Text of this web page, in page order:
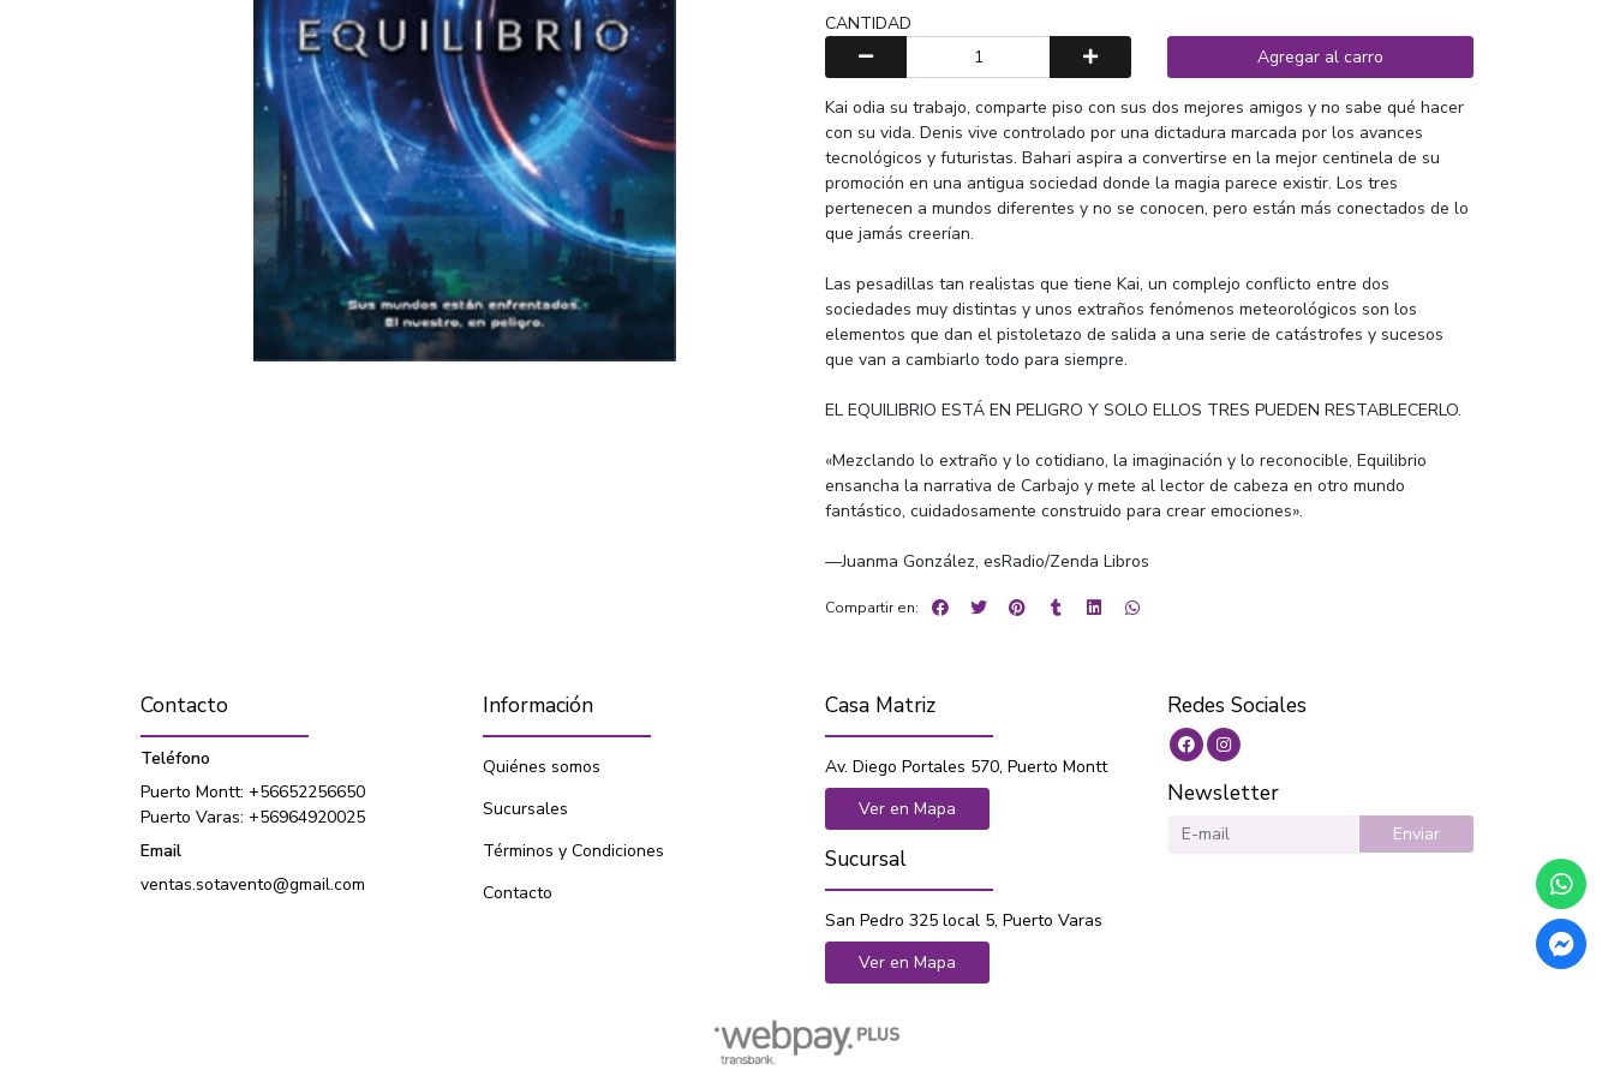
CANTIDAD
Agregar al carro
Kai odia su trabajo, comparte piso con sus dos mejores amigos y no sabe qué hacer
con su vida. Denis vive controlado por una dictadura marcada por los avances
tecnológicos y futuristas. Bahari aspira a convertirse en la mejor centinela de su
promoción en una antigua sociedad donde la magia parece existir. Los tres
pertenecen a mundos diferentes y no se conocen, pero están más conectados de lo
que jamás creerían.
Las pesadillas tan realistas que tiene Kai, un complejo conflicto entre dos
sociedades muy distintas y unos extraños fenómenos meteorológicos son los
elementos que dan el pistoletazo de salida a una serie de catástrofes y sucesos
que van a cambiarlo todo para siempre.
EL EQUILIBRIO ESTÁ EN PELIGRO Y SOLO ELLOS TRES PUEDEN RESTABLECERLO.
«Mezclando lo extraño y lo cotidiano, la imaginación y lo reconocible, Equilibrio
ensancha la narrativa de Carbajo y mete al lector de cabeza en otro mundo
fantástico, cuidadosamente construido para crear emociones».
—Juanma González, esRadio/Zenda Libros
Compartir en:
Contacto
Teléfono
Puerto Montt: +56652256650
Puerto Varas: +56964920025
Email
ventas.sotavento@gmail.com
Información
Quiénes somos
Sucursales
Términos y Condiciones
Contacto
Casa Matriz
Av. Diego Portales 570, Puerto Montt
Ver en Mapa
Sucursal
San Pedro 325 local 5, Puerto Varas
Ver en Mapa
Redes Sociales
Newsletter
Enviar